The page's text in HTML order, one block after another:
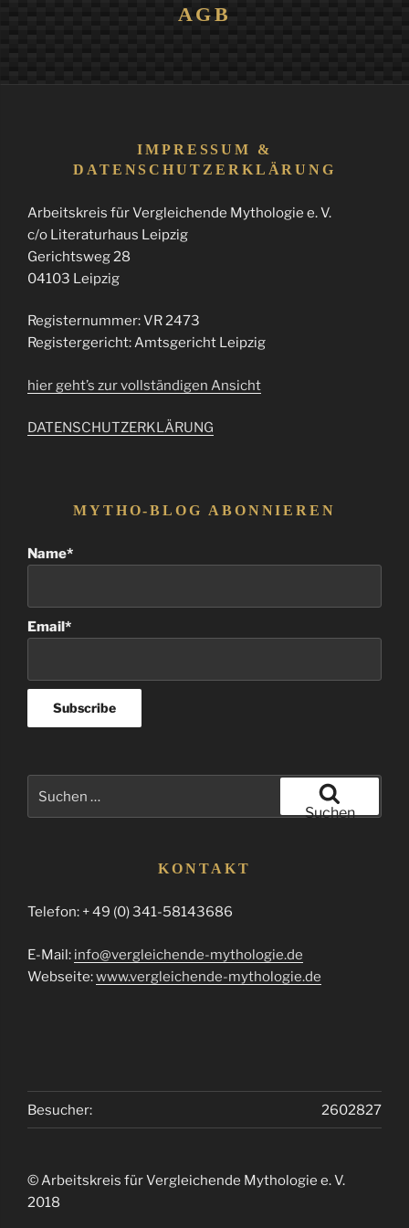
AGB
IMPRESSUM &
DATENSCHUTZERKLÄRUNG
Arbeitskreis für Vergleichende Mythologie e. V.
c/o Literaturhaus Leipzig
Gerichtsweg 28
04103 Leipzig
Registernummer: VR 2473
Registergericht: Amtsgericht Leipzig
hier geht’s zur vollständigen Ansicht
DATENSCHUTZERKLÄRUNG
MYTHO-BLOG ABONNIEREN
Name*
Email*
Suchen
KONTAKT
Telefon: + 49 (0) 341-58143686
E-Mail: info@vergleichende-mythologie.de
Webseite:www.vergleichende-mythologie.de
2602827
Besucher:
© Arbeitskreis für Vergleichende Mythologie e. V.
2018